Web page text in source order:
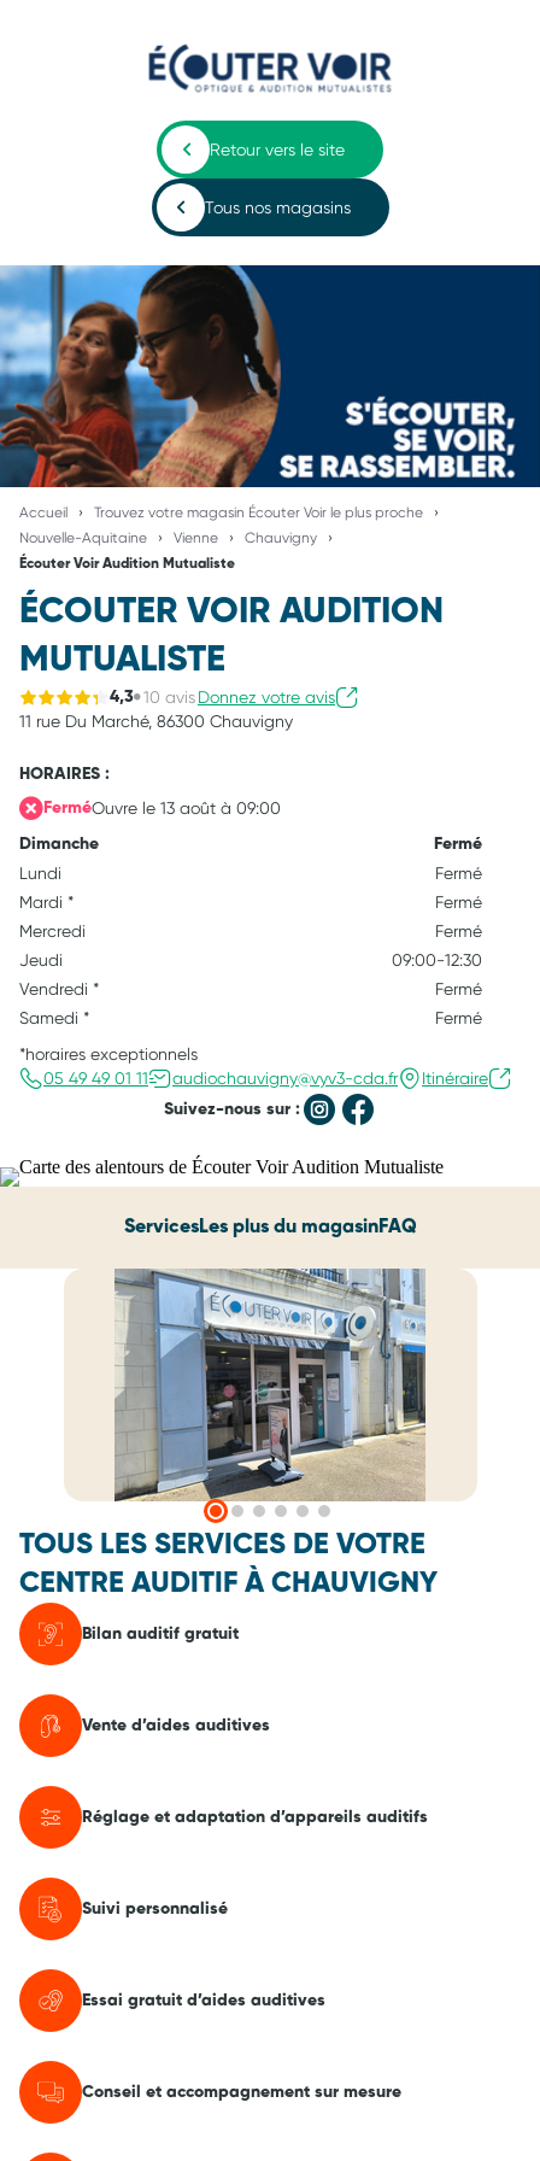
Retour vers le site
Tous nos magasins
Accueil
Trouvez votre magasin Écouter Voir le plus proche
Nouvelle-Aquitaine
Vienne Chauvigny
Écouter Voir Audition Mutualiste
ÉCOUTER VOIR AUDITION
MUTUALISTE
4,3 10 avisDonnez votre avis
11 rue Du Marché, 86300 Chauvigny
HORAIRES :
FerméOuvre le 13 août à 09:00
Dimanche Fermé
Lundi
Fermé
Mardi *
Fermé
Mercredi
Fermé
Jeudi
09:00-12:30
Vendredi *
Fermé
Samedi *
Fermé
*horaires exceptionnels
05 49 49 01 11
audiochauvigny@vyv3-cda.fr Itinéraire
Suivez-nous sur :
ServicesLes plus du magasinFAQ
TOUS LES SERVICES DE VOTRE
CENTRE AUDITIF À CHAUVIGNY
Bilan auditif gratuit
Vente d’aides auditives
Réglage et adaptation d’appareils auditifs
Suivi personnalisé
Essai gratuit d’aides auditives
Conseil et accompagnement sur mesure